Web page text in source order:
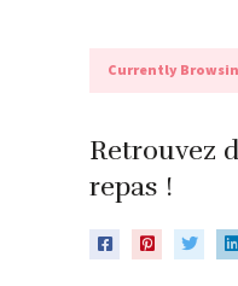
Currently
Retrouvez
repas !